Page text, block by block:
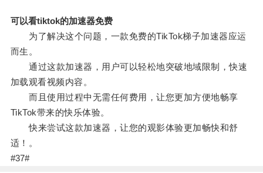
可以看tiktok的加速器免费
为了解决这个问题，一款免费的TikTok梯子加速器应运
而生。
通过这款加速器，用户可以轻松地突破地域限制，快速
加载观看视频内容。
而且使用过程中无需任何费用，让您更加方便地畅享
TikTok带来的快乐体验。
快来尝试这款加速器，让您的观影体验更加畅快和舒
适！。
#37#